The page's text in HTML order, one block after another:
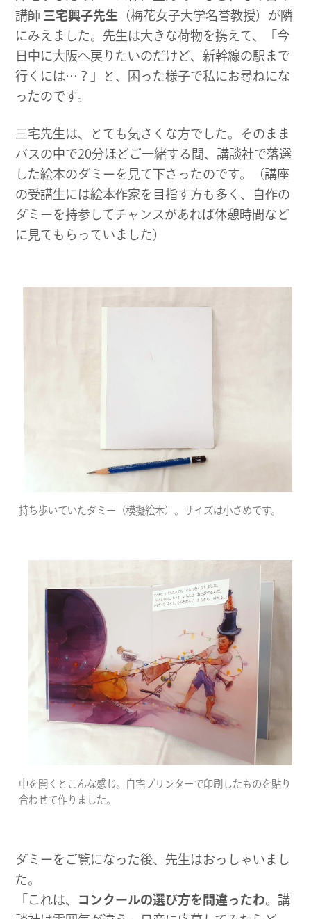
講師 三宅興子先生 （梅花女子大学名誉教授）が隣
にみえました。先生は大きな荷物を携えて、「今
日中に大阪へ戻りたいのだけど、新幹線の駅まで
行くには…？」と、困った様子で私にお尋ねにな
ったのです。
三宅先生は、とても気さくな方でした。そのまま
バスの中で20分ほどご一緒する間、講談社で落選
した絵本のダミーを見て下さったのです。（講座
の受講生には絵本作家を目指す方も多く、自作の
ダミーを持参してチャンスがあれば休憩時間など
に見てもらっていました）
持ち歩いていたダミー（模擬絵本）。サイズは小さめです。
中を開くとこんな感じ。自宅プリンターで印刷したものを貼り
合わせて作りました。
ダミーをご覧になった後、先生はおっしゃいまし
た。
「これは、 コンクールの選び方を間違ったわ。講